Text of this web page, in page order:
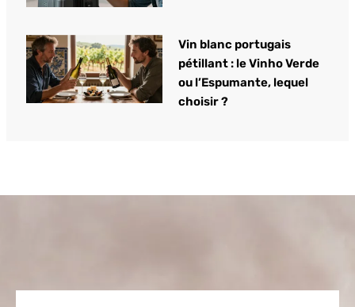
Vin blanc portugais
pétillant : le Vinho Verde
ou l’Espumante, lequel
choisir ?